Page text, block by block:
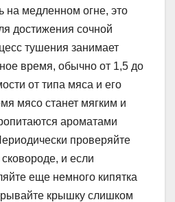
на медленном огне, это
достижения сочной
тушения занимает
время, обычно от 1,5 до
от типа мяса и его
мясо станет мягким и
ароматами
проверяйте
и если
еще немного кипятка
крышку слишком